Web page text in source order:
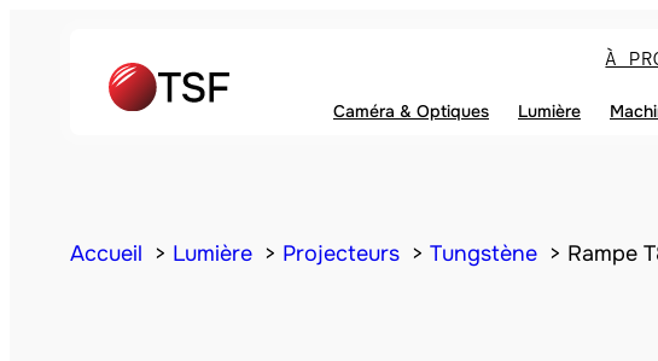
À
Caméra & Optiques Lumière
Accueil Lumière Projecteurs Tungstène Rampe